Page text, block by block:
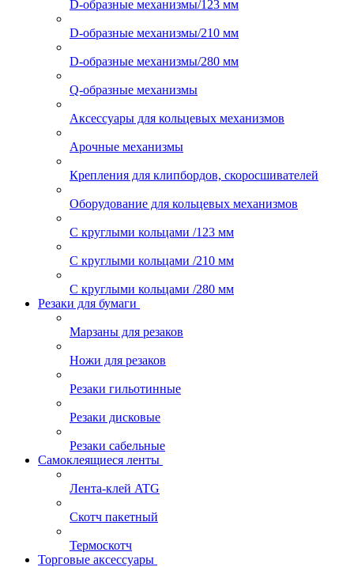
D-образные механизмы/123 мм
D-образные механизмы/210 мм
D-образные механизмы/280 мм
Q-образные механизмы
Аксессуары для кольцевых механизмов
Арочные механизмы
Крепления для клипбордов, скоросшивателей
Оборудование для кольцевых механизмов
С круглыми кольцами /123 мм
С круглыми кольцами /210 мм
С круглыми кольцами /280 мм
Резаки для бумаги
Марзаны для резаков
Ножи для резаков
Резаки гильотинные
Резаки дисковые
Резаки сабельные
Самоклеящиеся ленты
Лента-клей ATG
Скотч пакетный
Термоскотч
Торговые аксессуары